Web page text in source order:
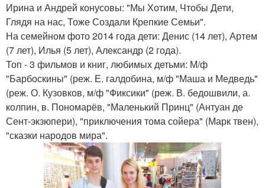
Ирина и Андрей конусовы: "Мы Хотим, Чтобы Дети,
Глядя на нас, Тоже Создали Крепкие Семьи".
На семейном фото 2014 года дети: Денис (14 лет), Артем
(7 лет), Илья (5 лет), Александр (2 года).
Топ - 3 фильмов и книг, любимых детьми: М/ф
"Барбоскины" (реж. Е. галдобина, м/ф "Маша и Медведь"
(реж. О. Кузовков, м/ф "Фиксики" (реж. В. бедошвили, а.
колпин, в. Пономарёв, "Маленький Принц" (Антуан де
Сент-экзюпери), "приключения тома сойера" (Марк твен),
"сказки народов мира".